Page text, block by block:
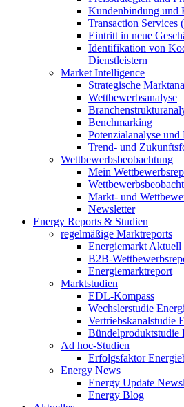
Kundenbindung und
Transaction
Eintritt in neue
Identifikation von
Dienstleistern
Market Intelligence
Strategische
Wettbewerbsanalyse
Benchmarking
Potenzialanalyse und
Trend- und
Wettbewerbs­beobachtung
Mein
Markt- und
Newsletter
Energy Reports & Studien
regelmäßige Marktreports
Energiemarkt Aktuell
B2B-
Energiemarktreport
Marktstudien
EDL-Kompass
Wechslerstudie
Vertriebskanalstudie
Bündelproduktstudie
Ad hoc-Studien
Erfolgsfaktor
Energy News
Energy Update
Energy Blog